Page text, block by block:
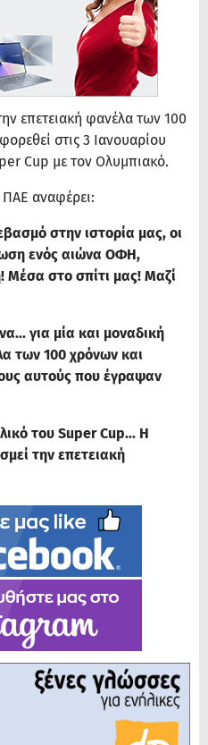
επετειακή φανέλα των 100
στις 3 Ιανουαρίου
Cup με τον Ολυμπιακό.
ΠΑΕ αναφέρει:
στην ιστορία μας, οι
ενός αιώνα ΟΦΗ,
στο σπίτι μας! Μαζί
για μία και μοναδική
των 100 χρόνων και
αυτούς που έγραψαν
του Super Cup... Η
την επετειακή